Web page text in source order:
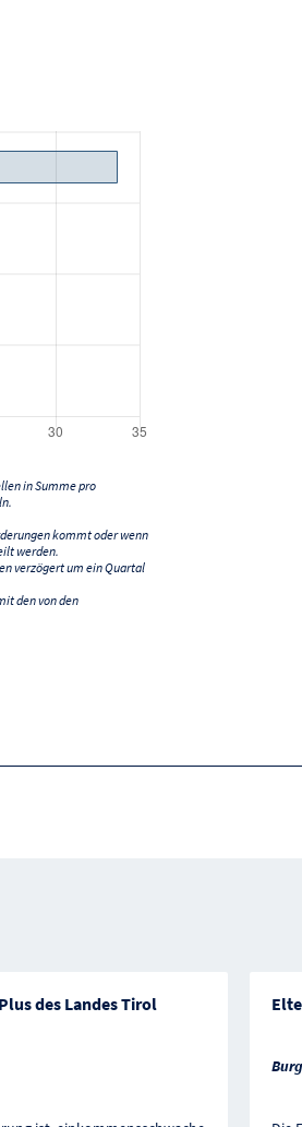
in Summe pro
kommt oder wenn
werden.
verzögert um ein Quartal
den von den
des Landes Tirol